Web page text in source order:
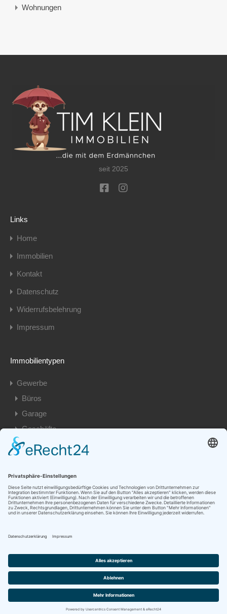
Wohnungen
seit 2025
Links
Home
Immobilien
Kontakt
Datenschutz
Widerrufsbelehrung
Impressum
Immobilientypen
Gewerbe
Büros
Garage
Geschäfte
Privat
Eigentumswohnungen
Einfamilienhäuser
Garage
Mehrfamilienhäuser
© 2026. Alle Rechte vorbehalten.